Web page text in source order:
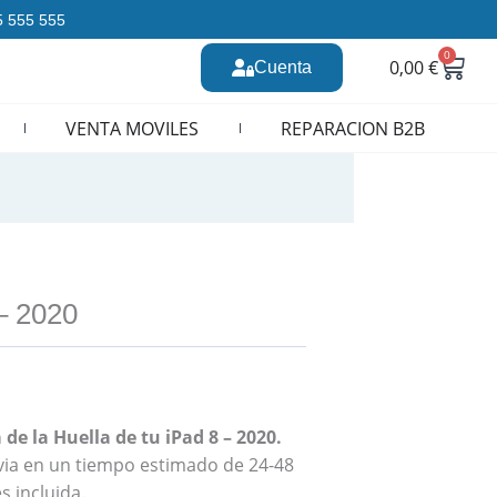
555 555
Cuenta 0,00€
0
CURSOS REPARACION MOVILES
VENTA MOVILES REPARACION B2B
2020
la Huella de tu iPad 8 – 2020.
en un tiempo estimado de 24-48